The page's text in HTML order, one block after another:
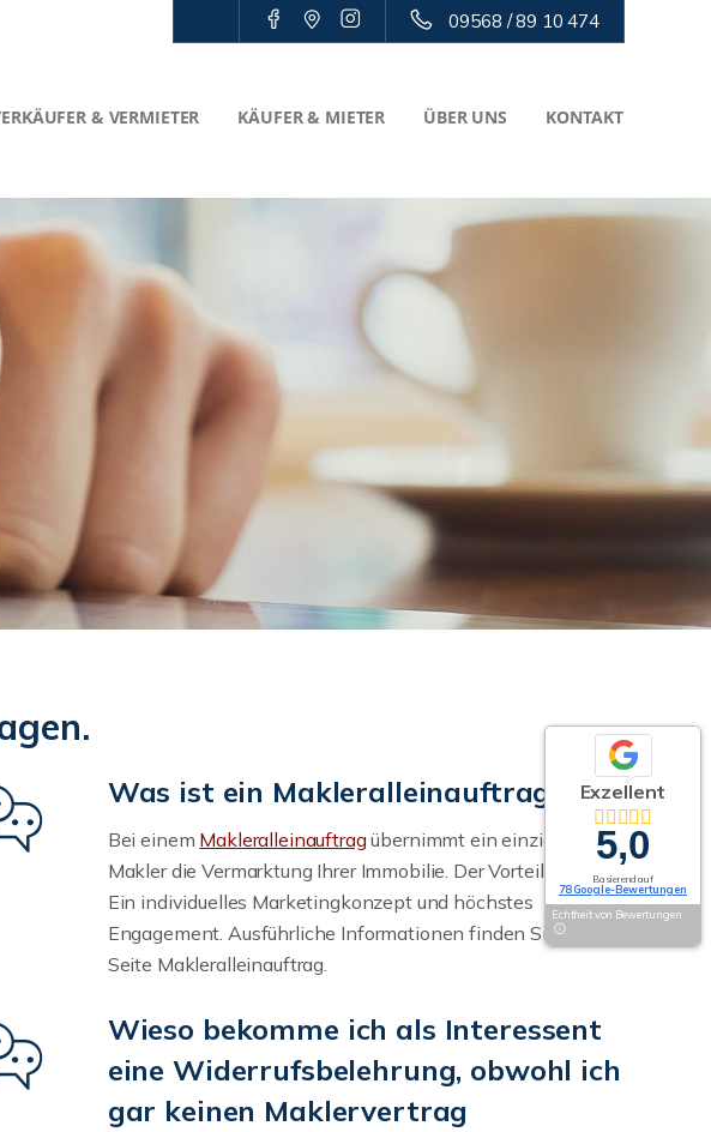
09568 / 89 10 474
& VERMIETER KÄUFER & MIETER ÜBER UNS KONTAKT
Was ist ein Makleralleinauftrag?
Bei einem Makleralleinauftragübernimmt ein einziger
Makler die Vermarktung Ihrer Immobilie. Der Vorteil für Sie:
Ein individuelles Marketingkonzept und höchstes
Engagement. Ausführliche Informationen finden Sie auf der
Seite Makleralleinauftrag.
Wieso bekomme ich als Interessent
eine Widerrufsbelehrung, obwohl ich
gar keinen Maklervertrag
Exzellent
5,0
Basierend auf
78 Google-Bewertungen
Echtheit von Bewertungen